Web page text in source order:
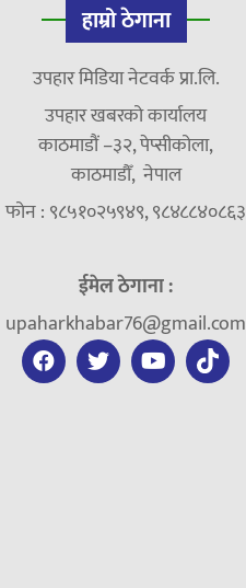
हाम्रो ठेगाना
उपहार मिडिया नेटवर्क प्रा.लि.
उपहार खबरको कार्यालय
काठमाडौं –३२, पेप्सीकोला,
काठमाडौँ, नेपाल
फोन : ९८५१०२५९४९, ९८४८८४०८६३
ईमेल ठेगाना :
upaharkhabar76@gmail.com